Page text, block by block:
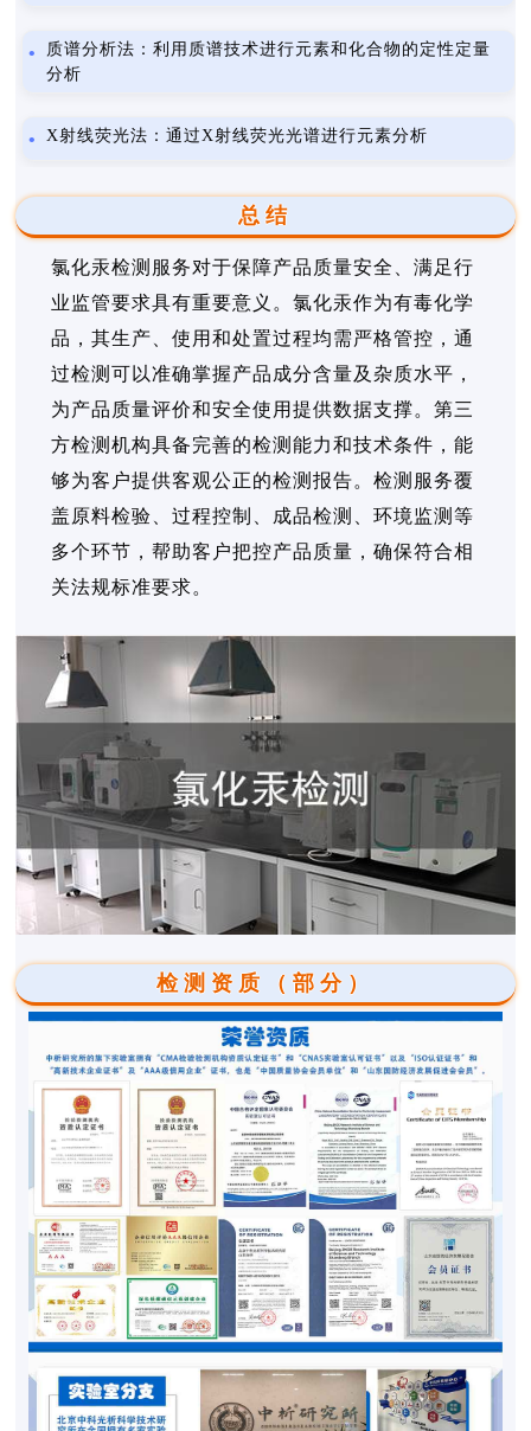
质谱分析法：利用质谱技术进行元素和化合物的定性定量
分析
X射线荧光法：通过X射线荧光光谱进行元素分析
总结
氯化汞检测服务对于保障产品质量安全、满足行
业监管要求具有重要意义。氯化汞作为有毒化学
品，其生产、使用和处置过程均需严格管控，通
过检测可以准确掌握产品成分含量及杂质水平，
为产品质量评价和安全使用提供数据支撑。第三
方检测机构具备完善的检测能力和技术条件，能
够为客户提供客观公正的检测报告。检测服务覆
盖原料检验、过程控制、成品检测、环境监测等
多个环节，帮助客户把控产品质量，确保符合相
关法规标准要求。
检测资质（部分）